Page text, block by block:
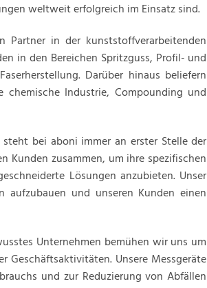
weltweit erfolgreich im Einsatz sind.
Partner in der kunststoffverarbeitenden
in den Bereichen Spritzguss, Profil- und
Darüber hinaus beliefern
Industrie, Compounding und
bei aboni immer an erster Stelle der
Kunden zusammen, um ihre spezifischen
Lösungen anzubieten. Unser
und unseren Kunden einen
Unternehmen bemühen wir uns um
Geschäftsaktivitäten. Unsere Messgeräte
und zur Reduzierung von Abfällen